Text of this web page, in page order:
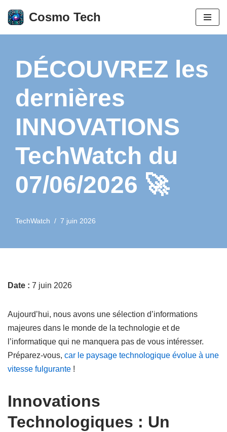
Aller
Cosmo Tech
DÉCOUVREZ les
dernières
INNOVATIONS
TechWatch du
07/06/2026 🚀
TechWatch 7 juin 2026
Date : 7 juin 2026
Aujourd’hui, nous avons une sélection d’informations
majeures dans le monde de la technologie et de
l’informatique qui ne manquera pas de vous intéresser.
Préparez-vous, car le paysage technologique évolue à une
vitesse fulgurante !
Innovations
Technologiques : Un